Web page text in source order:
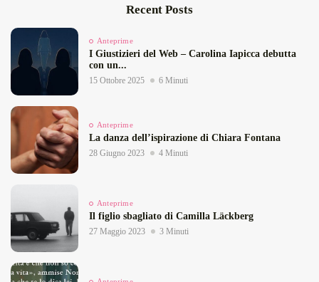
Recent Posts
Anteprime
I Giustizieri del Web – Carolina Iapicca debutta
con un...
15 Ottobre 2025 6 Minuti
Anteprime
La danza dell’ispirazione di Chiara Fontana
28 Giugno 2023 4 Minuti
Anteprime
Il figlio sbagliato di Camilla Läckberg
27 Maggio 2023 3 Minuti